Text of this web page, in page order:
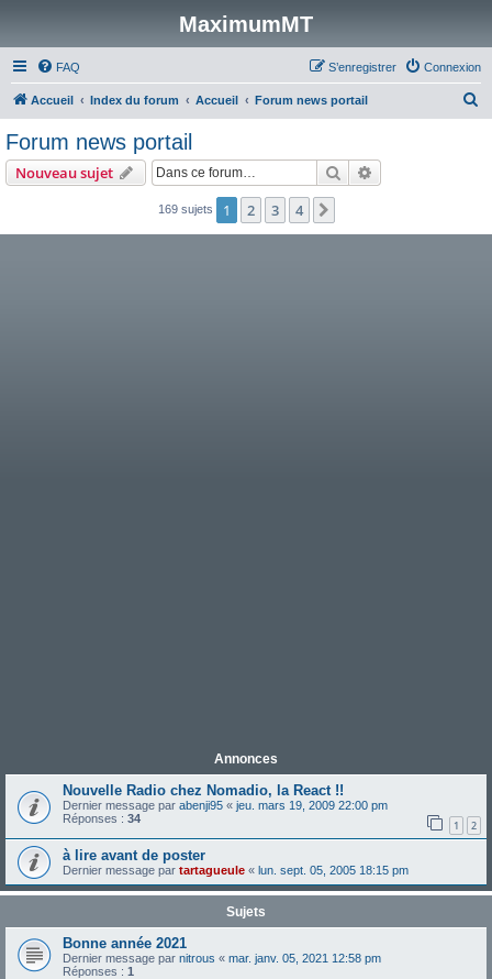
MaximumMT
FAQ Connexion
S’enregistrer
Accueil Index du forum Accueil Forum news portail
Forum news portail
Nouveau sujet Rechercher
169 sujets 1 2 3 4
Annonces
Nouvelle Radio chez Nomadio, la React !!
Dernier message par abenji95 « jeu. mars 19, 2009 22:00 pm
Réponses : 34 1 2
à lire avant de poster
Dernier message par tartagueule « lun. sept. 05, 2005 18:15 pm
Sujets
Bonne année 2021
Dernier message par nitrous « mar. janv. 05, 2021 12:58 pm
Réponses : 1